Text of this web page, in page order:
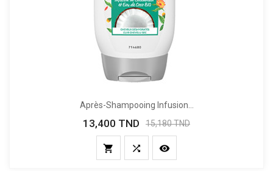
Après-Shampooing Infusion...
Prix
13,400 TND
Prix
15,180 TND
  